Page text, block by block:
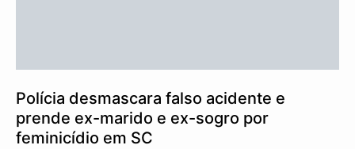
Polícia desmascara falso acidente e
prende ex-marido e ex-sogro por
feminicídio em SC